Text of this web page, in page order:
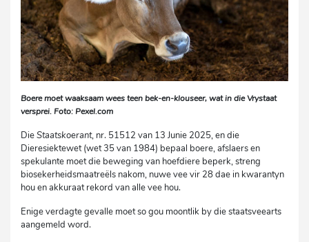
Boere moet waaksaam wees teen bek-en-klouseer, wat in die Vrystaat
versprei. Foto: Pexel.com
DieStaatskoerant, nr. 51512 van 13 Junie 2025, en die
Dieresiektewet (wet 35 van 1984) bepaal boere, afslaers en
spekulante moet die beweging van hoefdiere beperk, streng
biosekerheidsmaatreëls nakom, nuwe vee vir 28 dae in kwarantyn
hou en akkuraat rekord van alle vee hou.
Enige verdagte gevalle moet so gou moontlik by die staatsveearts
aangemeld word.